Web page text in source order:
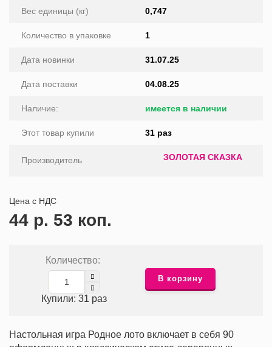
Вес единицы (кг) 0,747
Количество в упаковке 1
Дата новинки 31.07.25
Дата поставки 04.08.25
Наличие: имеется в наличии
Этот товар купили 31 раз
Производитель ЗОЛОТАЯ СКАЗКА
Цена с НДС
44 р. 53 коп.
Количество:
Купили: 31 раз
В корзину
Настольная игра Родное лото включает в себя 90